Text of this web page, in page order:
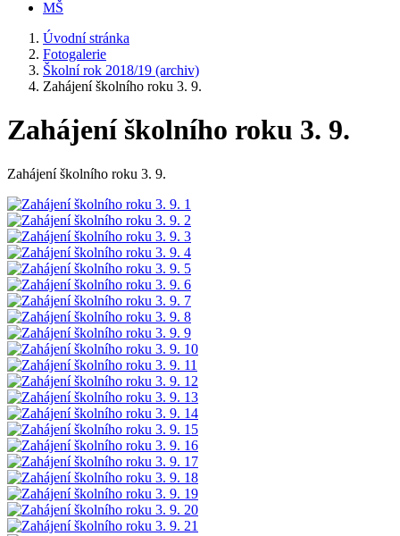
MŠ
Úvodní stránka
Fotogalerie
Školní rok 2018/19 (archiv)
Zahájení školního roku 3. 9.
Zahájení školního roku 3. 9.
Zahájení školního roku 3. 9.